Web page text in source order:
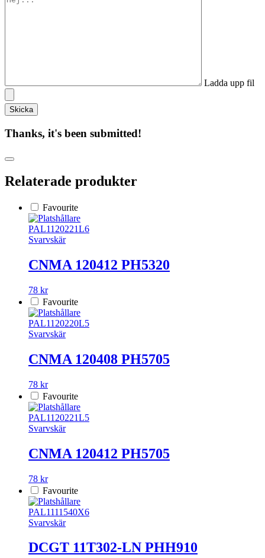
Ladda upp fil
Thanks, it's been submitted!
Relaterade produkter
Favourite
PAL1120221L6
Svarvskär
CNMA 120412 PH5320
78 kr
Favourite
PAL1120220L5
Svarvskär
CNMA 120408 PH5705
78 kr
Favourite
PAL1120221L5
Svarvskär
CNMA 120412 PH5705
78 kr
Favourite
PAL1111540X6
Svarvskär
DCGT 11T302-LN PHH910